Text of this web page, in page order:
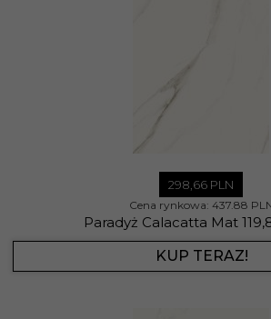
298, 66 PLN
Cena rynkowa: 437.88
Paradyż Calacatta Mat
KUP TERAZ!